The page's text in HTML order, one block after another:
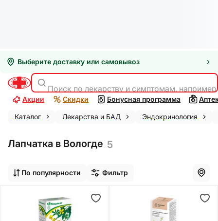
Выберите доставку или самовывоз
Поиск по лекарству и симптомам,
Акции Скидки Бонусная программа
Каталог Лекарства и БАД Эндокринология
Лапчатка в Вологде 5
По популярности Фильтр